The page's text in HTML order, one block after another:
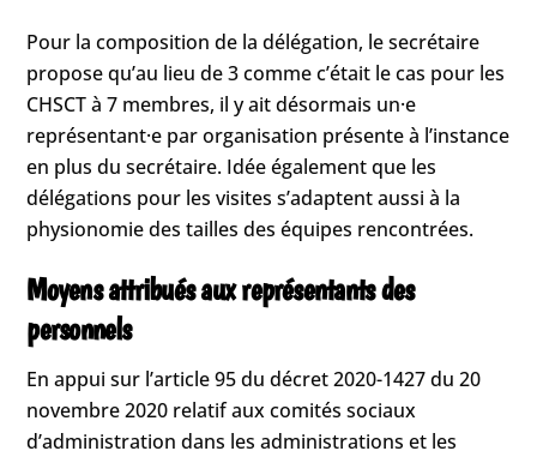
Pour la composition de la délégation, le secrétaire
propose qu’au lieu de 3 comme c’était le cas pour les
CHSCT à 7 membres, il y ait désormais un·e
représentant·e par organisation présente à l’instance
en plus du secrétaire. Idée également que les
délégations pour les visites s’adaptent aussi à la
physionomie des tailles des équipes rencontrées.
Moyens attribués aux représentants des
personnels
En appui sur l’article 95 du décret 2020-1427 du 20
novembre 2020 relatif aux comités sociaux
d’administration dans les administrations et les